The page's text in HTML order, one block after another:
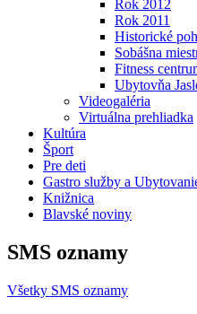
Rok 2012
Rok 2011
Historické
Sobášna
Fitness
Ubytovňa
Videogaléria
Virtuálna prehliadka
Kultúra
Šport
Pre deti
Gastro služby a
Knižnica
Blavské noviny
SMS oznamy
Všetky SMS oznamy